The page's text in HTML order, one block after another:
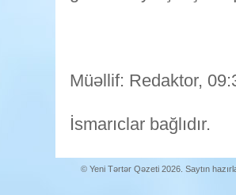
Müəllif: Redaktor,
İsmarıclar bağlıdır.
© Yeni Tərtər Qəzeti 2026. Saytın